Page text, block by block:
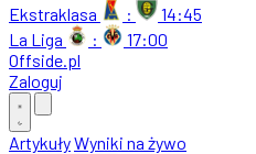
Ekstraklasa
:
14:45
La Liga
:
17:00
Offside.pl
Zaloguj
ArtykułyWyniki na żywo